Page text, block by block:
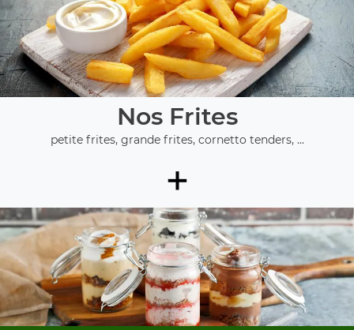
Nos Frites
petite frites, grande frites, cornetto tenders, ...
+